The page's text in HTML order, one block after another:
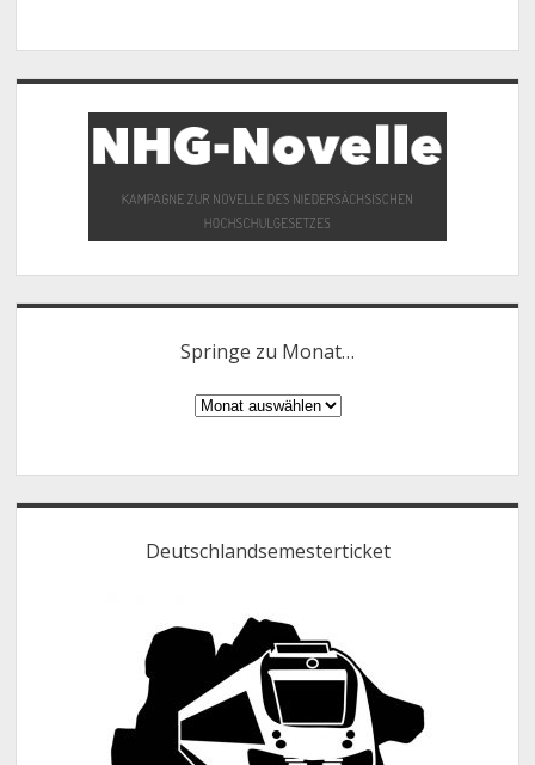
Springe zu Monat…
Springe
Deutschlandsemesterticket